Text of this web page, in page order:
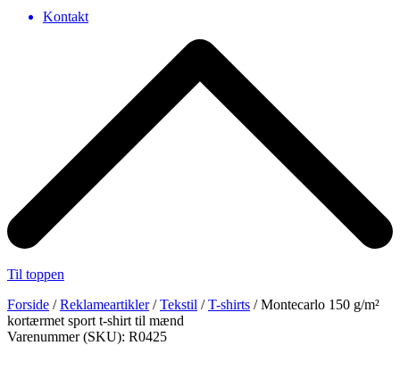
Kontakt
Til toppen
Forside /Reklameartikler/Tekstil /T-shirts / Montecarlo 150 g/m²
kortærmet sport t-shirt til mænd
Varenummer (SKU): R0425